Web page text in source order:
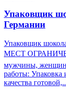
Упаковщик
Германии
Упаковщик
МЕСТ
мужчины,
работы: Упаковка
качества